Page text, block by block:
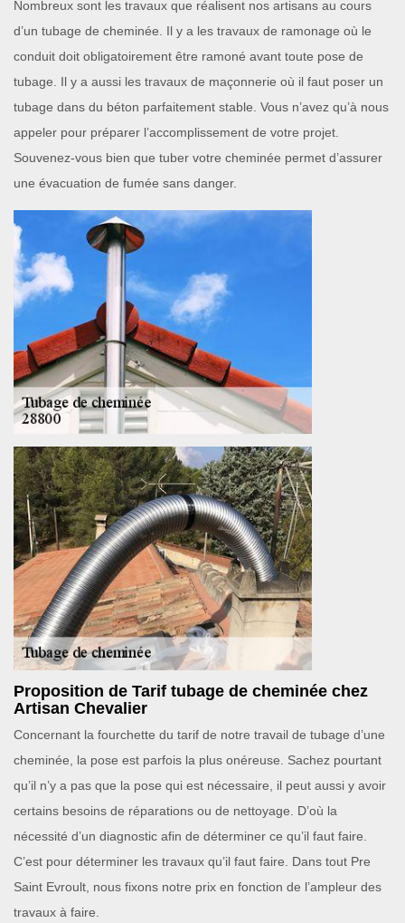
Nombreux sont les travaux que réalisent nos artisans au cours
d’un tubage de cheminée. Il y a les travaux de ramonage où le
conduit doit obligatoirement être ramoné avant toute pose de
tubage. Il y a aussi les travaux de maçonnerie où il faut poser un
tubage dans du béton parfaitement stable. Vous n’avez qu’à nous
appeler pour préparer l’accomplissement de votre projet.
Souvenez-vous bien que tuber votre cheminée permet d’assurer
une évacuation de fumée sans danger.
Proposition de Tarif tubage de cheminée chez
Artisan Chevalier
Concernant la fourchette du tarif de notre travail de tubage d’une
cheminée, la pose est parfois la plus onéreuse. Sachez pourtant
qu’il n’y a pas que la pose qui est nécessaire, il peut aussi y avoir
certains besoins de réparations ou de nettoyage. D’où la
nécessité d’un diagnostic afin de déterminer ce qu’il faut faire.
C’est pour déterminer les travaux qu’il faut faire. Dans tout Pre
Saint Evroult, nous fixons notre prix en fonction de l’ampleur des
travaux à faire.